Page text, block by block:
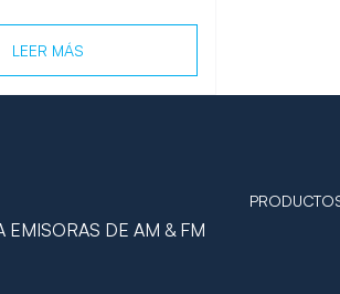
LEER MÁS
EMISORAS DE AM & FM